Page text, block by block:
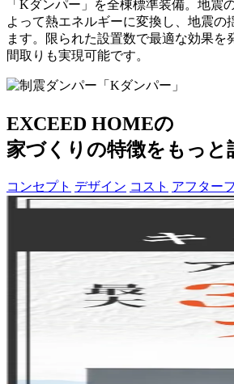
「Kダンパー」を全棟標準装備。 地震
よって熱エネルギーに変換し、 地震の
ます。限られた設置数で最適な効果を
間取りも実現可能です。
EXCEED HOMEの
家づくりの特徴をもっと
コンセプト デザイン コスト アフター